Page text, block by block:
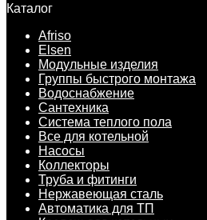
Каталог
Afriso
Elsen
Модульные изделия
Группы быстрого монтажа
Водоснабжение
Сантехника
Система теплого пола
Все для котельной
Насосы
Коллекторы
Труба и фитинги
Нержавеющая сталь
Автоматика для ТП